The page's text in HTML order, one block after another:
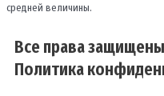
средней величины.
Все права
Политика